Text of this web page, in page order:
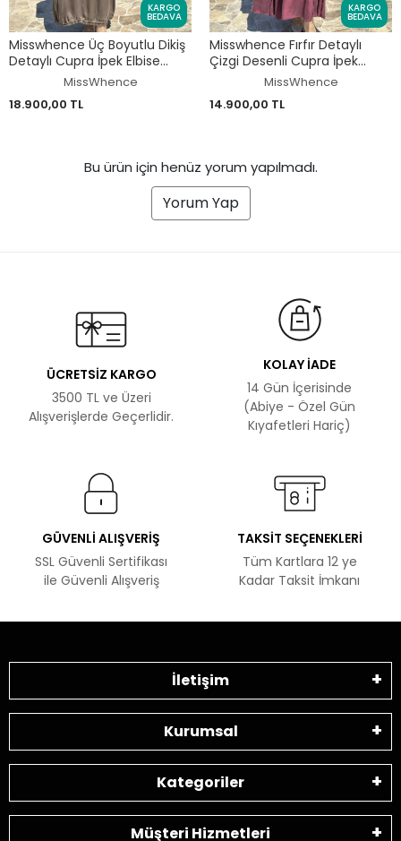
KARGO
BEDAVA
Misswhence Üç Boyutlu Dikiş
Detaylı Cupra İpek Elbise
MissWhence
18.900,00 TL
KARGO
BEDAVA
Misswhence Fırfır Detaylı
Çizgi Desenli Cupra İpek
Elbise 39808MissWhence
14.900,00 TL
Bu ürün için henüz yorum yapılmadı.
Yorum Yap
ÜCRETSİZ KARGO
3500 TL ve Üzeri
Alışverişlerde Geçerlidir.
KOLAY İADE
14 Gün İçerisinde
(Abiye - Özel Gün
Kıyafetleri Hariç)
GÜVENLİ ALIŞVERİŞ
SSL Güvenli Sertifikası
ile Güvenli Alışveriş
TAKSİT SEÇENEKLERİ
Tüm Kartlara 12 ye
Kadar Taksit İmkanı
İletişim
Kurumsal
Kategoriler
Müşteri Hizmetleri